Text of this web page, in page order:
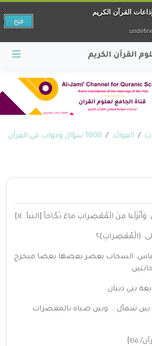
الفوائد
1000 سؤال وجواب في القرآن
مِنَ الْمُعْصِراتِ ماءً ثَجَّاجاً [النبأ: ١٤]
(الْمُعْصِراتِ)؟
عباس: السحاب يعصر بعضها بعضا فيخرج
بني ذبيان:
بين شمأل … وبين صباه بالمعصرات
٤١٥]
القرآن الكريم
فتح